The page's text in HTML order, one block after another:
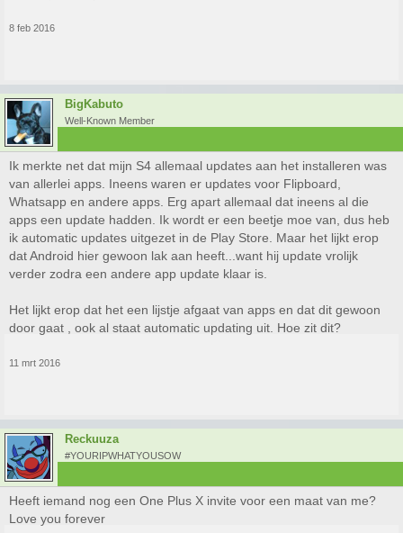
8 feb 2016
BigKabuto
Well-Known Member
Ik merkte net dat mijn S4 allemaal updates aan het installeren was
van allerlei apps. Ineens waren er updates voor Flipboard,
Whatsapp en andere apps. Erg apart allemaal dat ineens al die
apps een update hadden. Ik wordt er een beetje moe van, dus heb
ik automatic updates uitgezet in de Play Store. Maar het lijkt erop
dat Android hier gewoon lak aan heeft...want hij update vrolijk
verder zodra een andere app update klaar is.
Het lijkt erop dat het een lijstje afgaat van apps en dat dit gewoon
door gaat , ook al staat automatic updating uit. Hoe zit dit?
11 mrt 2016
Reckuuza
#YOURIPWHATYOUSOW
Heeft iemand nog een One Plus X invite voor een maat van me?
Love you forever